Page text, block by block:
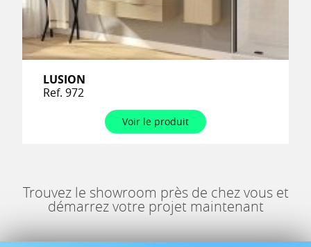
LUSION
Ref. 972
Voir le produit
Trouvez le showroom près de chez vous et
démarrez votre projet maintenant